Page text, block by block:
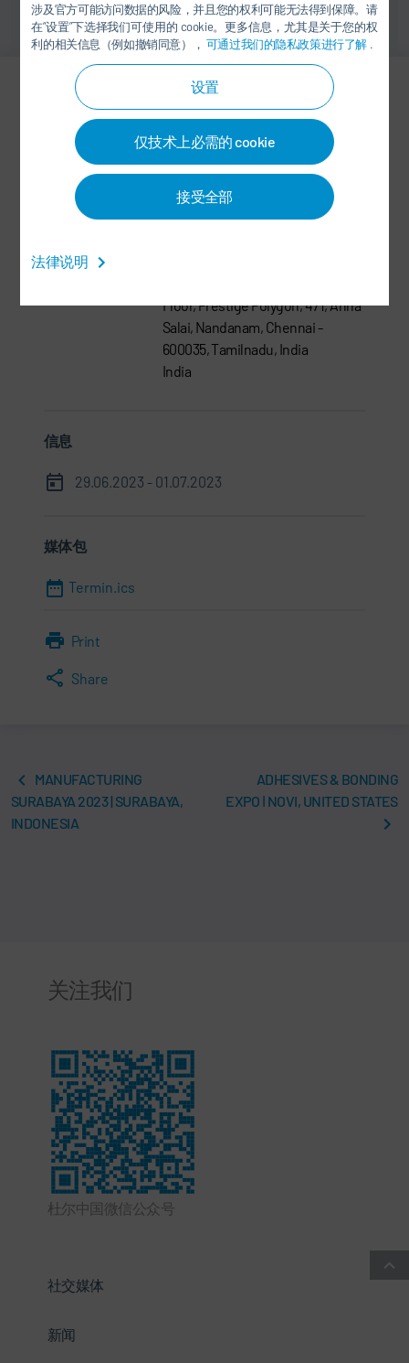
涉及官方可能访问数据的风险，并且您的权利可能无法得到保障。请
在“设置”下选择我们可使用的 cookie。更多信息，尤其是关于您的权
利的相关信息（例如撤销同意）， 可通过我们的隐私政策进行了解 .
设置
仅技术上必需的 cookie
接受全部
法律说明
Kabilan Veeraiyan
Management Systems &
Marketing
Floor, Prestige Polygon, 471, Anna
Salai, Nandanam, Chennai -
600035, Tamilnadu, India
India
信息
29.06.2023 - 01.07.2023
媒体包
Termin.ics
Print
Share
MANUFACTURING
SURABAYA 2023 | SURABAYA,
INDONESIA
ADHESIVES & BONDING
EXPO ǀ NOVI, UNITED STATES
关注我们
杜尔中国微信公众号
社交媒体
新闻